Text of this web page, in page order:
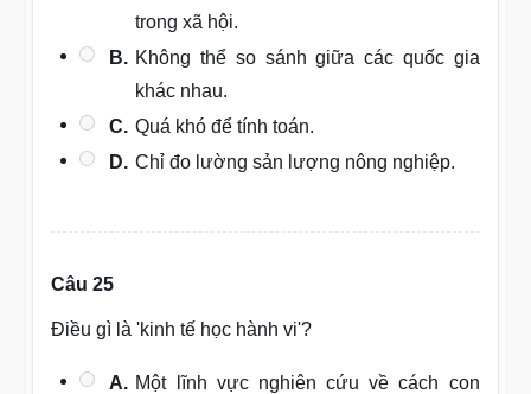
trong xã hội.
B. Không thể so sánh giữa các quốc gia
khác nhau.
C. Quá khó để tính toán.
D. Chỉ đo lường sản lượng nông nghiệp.
Câu 25
Điều gì là 'kinh tế học hành vi'?
A. Một lĩnh vực nghiên cứu về cách con